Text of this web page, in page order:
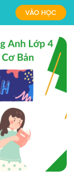
VÀO HỌC